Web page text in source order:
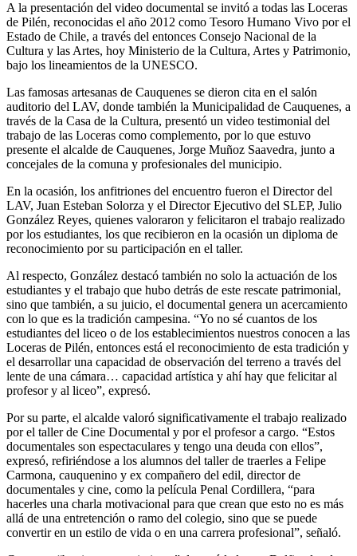
A la presentación del video documental se invitó a todas las Loceras
de Pilén, reconocidas el año 2012 como Tesoro Humano Vivo por el
Estado de Chile, a través del entonces Consejo Nacional de la
Cultura y las Artes, hoy Ministerio de la Cultura, Artes y Patrimonio,
bajo los lineamientos de la UNESCO.
Las famosas artesanas de Cauquenes se dieron cita en el salón
auditorio del LAV, donde también la Municipalidad de Cauquenes, a
través de la Casa de la Cultura, presentó un video testimonial del
trabajo de las Loceras como complemento, por lo que estuvo
presente el alcalde de Cauquenes, Jorge Muñoz Saavedra, junto a
concejales de la comuna y profesionales del municipio.
En la ocasión, los anfitriones del encuentro fueron el Director del
LAV, Juan Esteban Solorza y el Director Ejecutivo del SLEP, Julio
González Reyes, quienes valoraron y felicitaron el trabajo realizado
por los estudiantes, los que recibieron en la ocasión un diploma de
reconocimiento por su participación en el taller.
Al respecto, González destacó también no solo la actuación de los
estudiantes y el trabajo que hubo detrás de este rescate patrimonial,
sino que también, a su juicio, el documental genera un acercamiento
con lo que es la tradición campesina. “Yo no sé cuantos de los
estudiantes del liceo o de los establecimientos nuestros conocen a las
Loceras de Pilén, entonces está el reconocimiento de esta tradición y
el desarrollar una capacidad de observación del terreno a través del
lente de una cámara… capacidad artística y ahí hay que felicitar al
profesor y al liceo”, expresó.
Por su parte, el alcalde valoró significativamente el trabajo realizado
por el taller de Cine Documental y por el profesor a cargo. “Estos
documentales son espectaculares y tengo una deuda con ellos”,
expresó, refiriéndose a los alumnos del taller de traerles a Felipe
Carmona, cauquenino y ex compañero del edil, director de
documentales y cine, como la película Penal Cordillera, “para
hacerles una charla motivacional para que crean que esto no es más
allá de una entretención o ramo del colegio, sino que se puede
convertir en un estilo de vida o en una carrera profesional”, señaló.